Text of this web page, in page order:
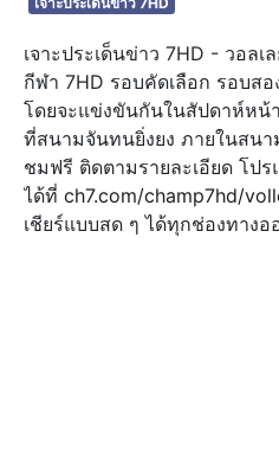
เจาะประเด็นข่าว 7HD - วอล
กีฬา 7HD รอบคัดเลือก รอบส
โดยจะแข่งขันกันในสัปดาห์หน้
ที่สนามจันทนยิ่งยง ภายในสน
ชมฟรี ติดตามรายละเอียด โป
ได้ที่ ch7.com/champ7hd/
เชียร์แบบสด ๆ ได้ทุกช่องทาง